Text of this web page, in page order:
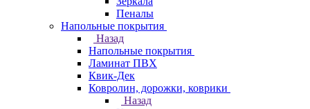
Пеналы
Напольные покрытия
Назад
Напольные покрытия
Ламинат ПВХ
Квик-Дек
Ковролин, дорожки, коврики
Назад